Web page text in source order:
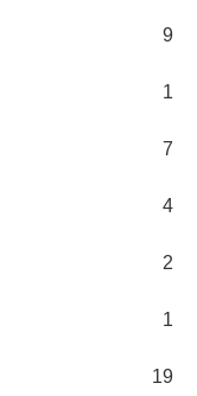
9
1
7
4
2
1
19